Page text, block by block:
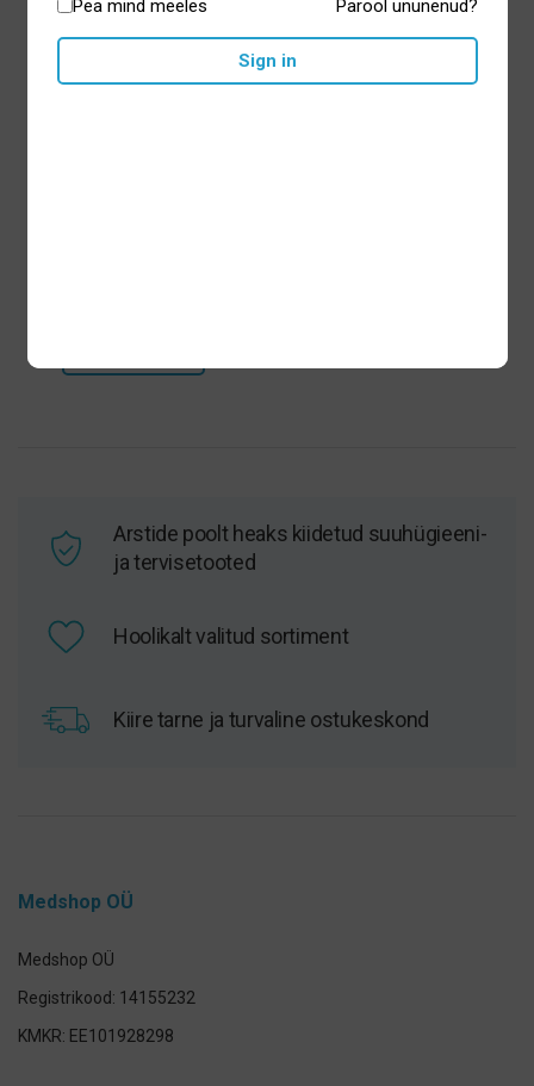
Arstide poolt heaks kiidetud suuhügieeni-
ja tervisetooted
Hoolikalt valitud sortiment
Kiire tarne ja turvaline ostukeskond
Medshop OÜ
Medshop OÜ
Registrikood: 14155232
KMKR: EE101928298
Pea mind meeles Parool ununenud?
Sign in